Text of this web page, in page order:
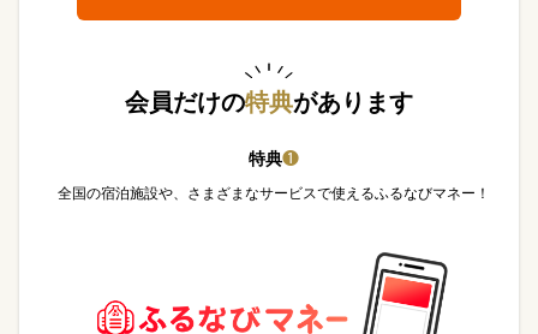
会員だけの特典があります
特典❶
全国の宿泊施設や、さまざまなサービスで使えるふるなびマネー！